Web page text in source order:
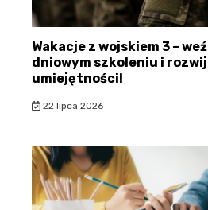
Wakacje z wojskiem 3 –
dniowym szkoleniu i
umiejętności!
22 lipca 2026